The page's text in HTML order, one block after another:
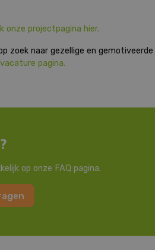
onze projectpagina hier.
zoek naar gezellige en gemotiveerde
pagina.
op onze FAQ pagina.